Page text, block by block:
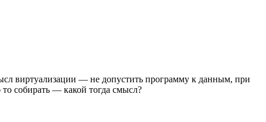
виртуализации — не допустить программу к данным, при
собирать — какой тогда смысл?